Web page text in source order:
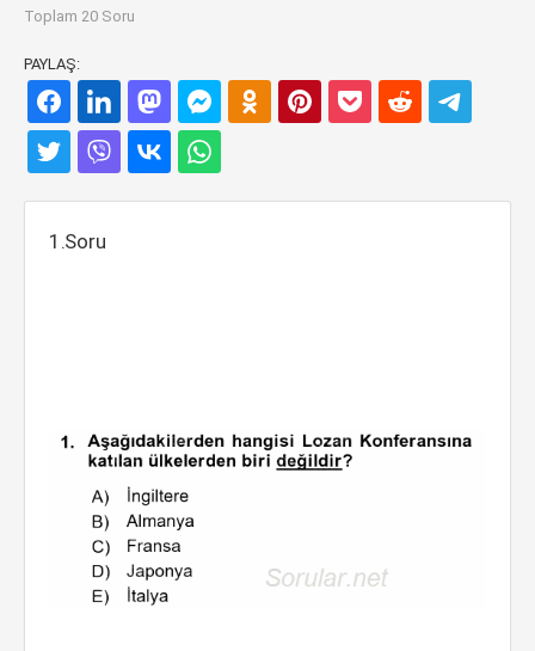
Toplam 20 Soru
PAYLAŞ:
1.Soru